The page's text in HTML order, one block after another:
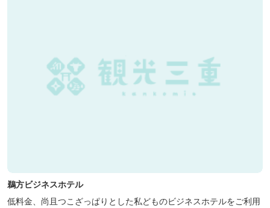
鵜方ビジネスホテル
低料金、尚且つこざっぱりとした私どものビジネスホテルをご利用